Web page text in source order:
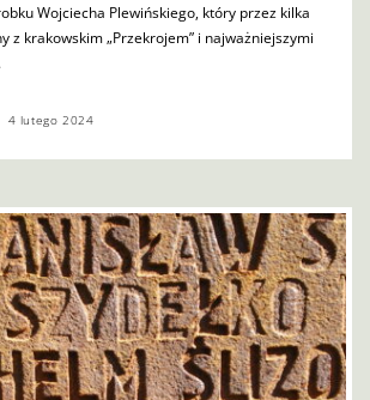
Wojciecha Plewińskiego, który przez kilka
z krakowskim „Przekrojem” i najważniejszymi
4 lutego 2024